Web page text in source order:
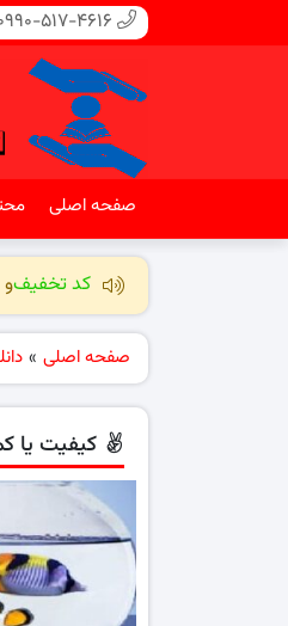
517-4616
صفحه اصلی
کد تخفیف
صفحه اصلی »
کیفیت یا